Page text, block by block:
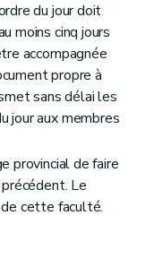
du jour doit
moins cinq jours
accompagnée
propre à
sans délai les
jour aux membres
provincial de faire
Le
cette faculté.